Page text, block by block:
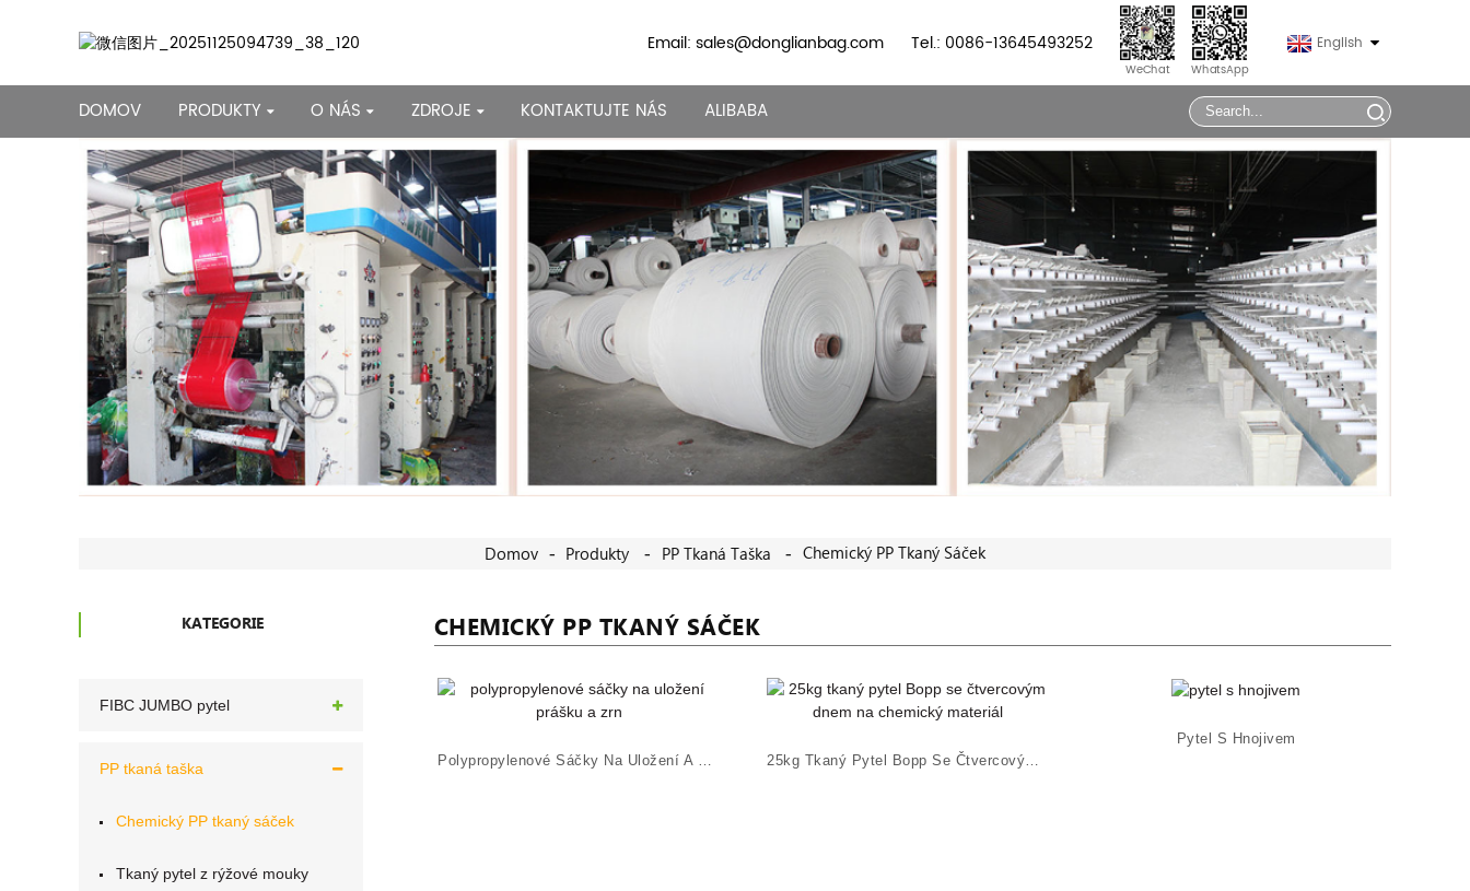
Email: sales@donglianbag.com Tel.: 0086-13645493252
WeChat WhatsApp
English
DOMOV PRODUKTY O NÁS ZDROJE KONTAKTUJTE NÁS ALIBABA
Domov Produkty PP Tkaná Taška Chemický PP Tkaný Sáček
KATEGORIE
FIBC JUMBO pytel
PP tkaná taška
Chemický PP tkaný sáček
Tkaný pytel z rýžové mouky
CHEMICKÝ PP TKANÝ SÁČEK
25kg Tkaný Pytel Bopp Se Čtvercovým Dnem Na Chemikálie...
Pytel S Hnojivem